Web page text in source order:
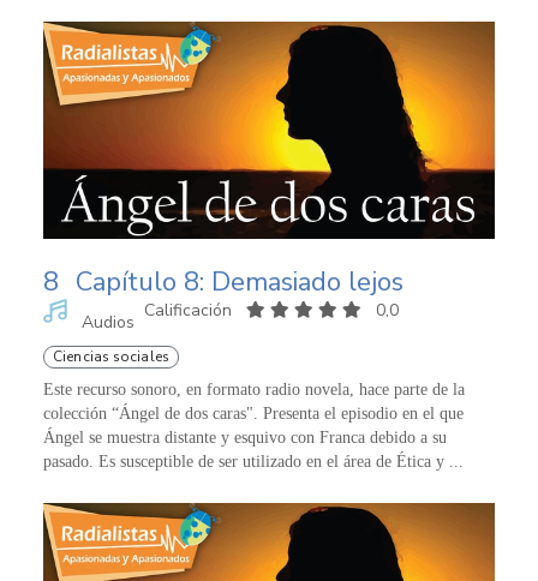
8 Capítulo 8: Demasiado lejos
Audios
Calificación 0,0
Ciencias sociales
Este recurso sonoro, en formato radio novela, hace parte de la
colección “Ángel de dos caras". Presenta el episodio en el que
Ángel se muestra distante y esquivo con Franca debido a su
pasado. Es susceptible de ser utilizado en el área de Ética y ...